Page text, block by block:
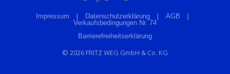
Impressum | Datenschutzerklärung| AGB |
Verkaufsbedingungen Nr. 74
Barrierefreiheitserklärung
© 2026 FRITZ WEG GmbH & Co. KG